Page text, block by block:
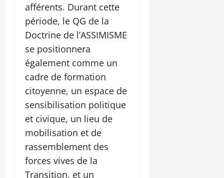
afférents. Durant cette
période, le QG de la
Doctrine de l’ASSIMISME
se positionnera
également comme un
cadre de formation
citoyenne, un espace de
sensibilisation politique
et civique, un lieu de
mobilisation et de
rassemblement des
forces vives de la
Transition, et un